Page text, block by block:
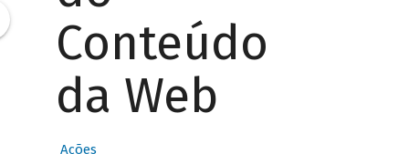
Conteúdo
da Web
Ações